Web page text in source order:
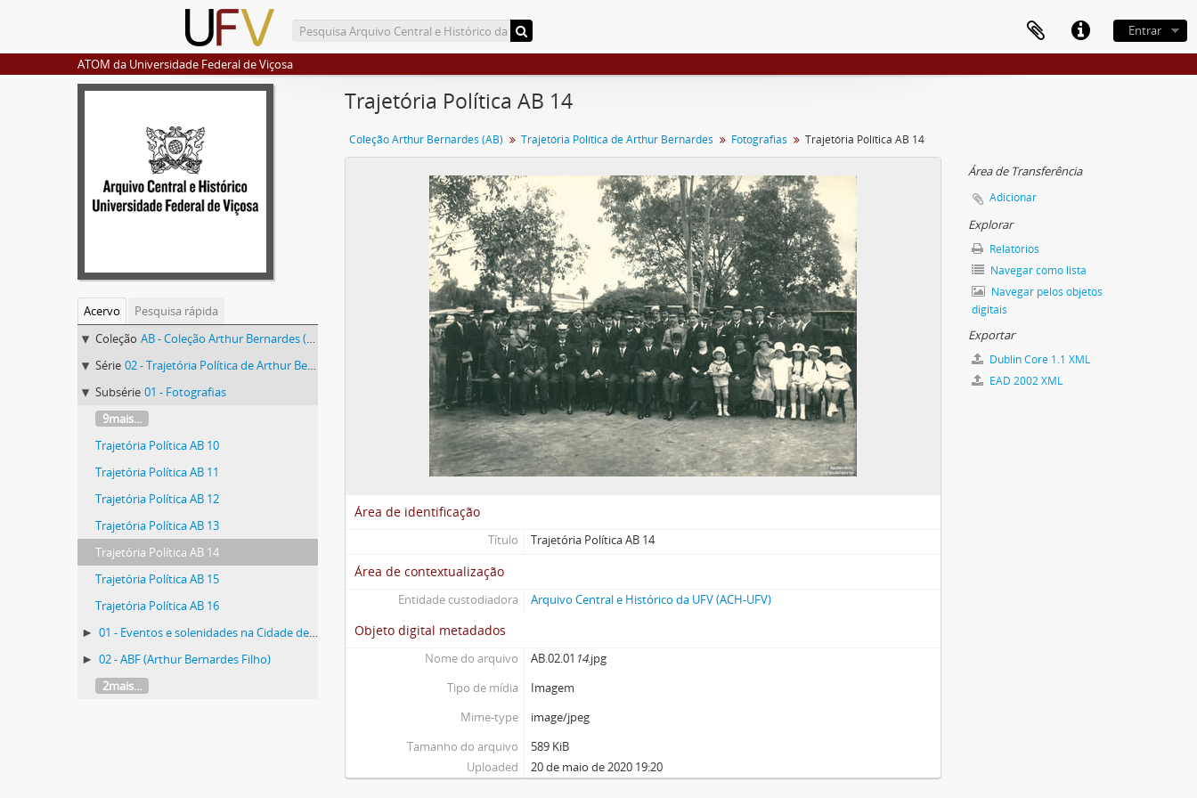
Entrar
ATOM da Universidade Federal de Viçosa
Acervo
Pesquisa rápida
Coleção AB - Coleção Arthur Bernardes (AB)
Série 02 - Trajetória Política de Arthur Bernardes
Subsérie 01 - Fotografias
9mais...
Trajetória Política AB 10
Trajetória Política AB 11
Trajetória Política AB 12
Trajetória Política AB 13
Trajetória Política AB 14
Trajetória Política AB 15
Trajetória Política AB 16
01 - Eventos e solenidades na Cidade de Viçosa
02 - ABF (Arthur Bernardes Filho)
2mais...
Trajetória Política AB 14
Coleção Arthur Bernardes (AB) Trajetória Política de Arthur Bernardes Fotografias Trajetória Política AB 14
Área de identificação
Título Trajetória Política AB 14
Área de contextualização
Entidade custodiadora Arquivo Central e Histórico da UFV (ACH-UFV)
Objeto digital metadados
Nome do arquivo AB.02.01 14.jpg
Tipo de mídia
Imagem
Mime-type
image/jpeg
Tamanho do arquivo
589 KiB
Uploaded
20 de maio de 2020 19:20
Área de Transferência
Adicionar
Explorar
Relatórios
Navegar como lista
Navegar pelos objetos
digitais
Exportar
Dublin Core 1.1 XML
EAD 2002 XML